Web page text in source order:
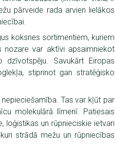
pārveide rada arvien lielākos
koksnes sortimentiem, kuriem
var aktīvi apsaimniekot
dzīvotspēju. Savukārt Eiropas
stiprinot gan stratēģisko
Tas var kļūt par
molekulārā līmenī. Patiesais
loģistikas un rūpnieciskie ietvari
strādā mežu un rūpniecības